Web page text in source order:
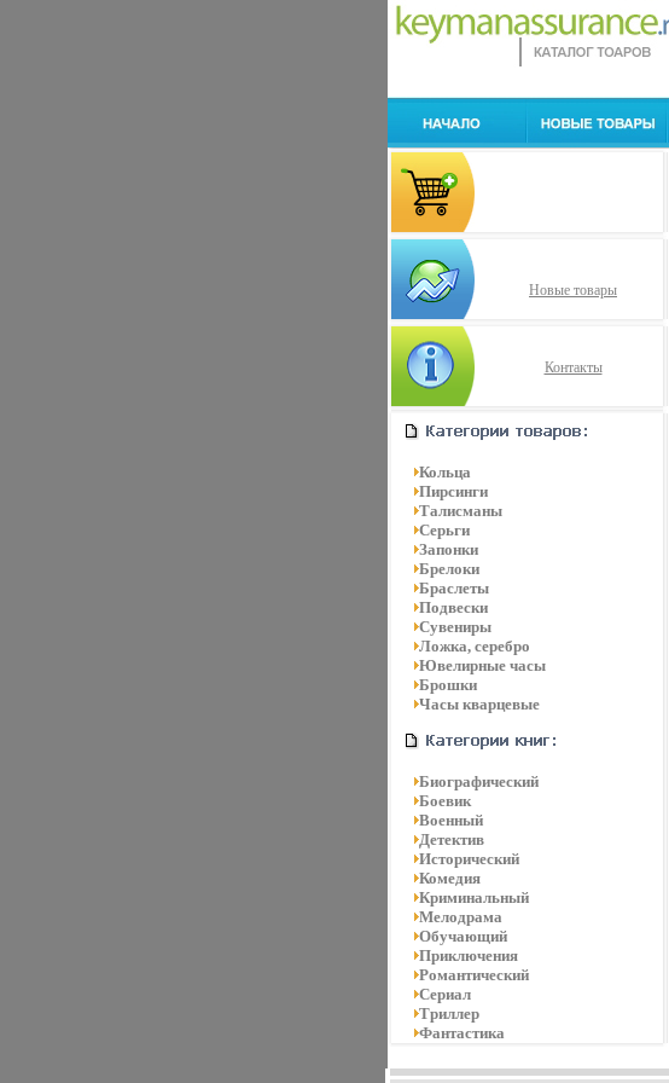
Новые товары
Контакты
Кольца
Пирсинги
Талисманы
Серьги
Запонки
Брелоки
Браслеты
Подвески
Сувениры
Ложка, серебро
Ювелирные часы
Брошки
Часы кварцевые
Биографический
Боевик
Военный
Детектив
Исторический
Комедия
Криминальный
Мелодрама
Обучающий
Приключения
Романтический
Сериал
Триллер
Фантастика